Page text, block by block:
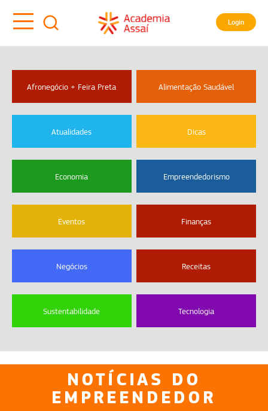
Login
Afronegócio + Feira Preta Alimentação Saudável
Atualidades Dicas
Economia Empreendedorismo
Eventos Finanças
Negócios Receitas
Sustentabilidade Tecnologia
NOTÍCIAS DO
EMPREENDEDOR